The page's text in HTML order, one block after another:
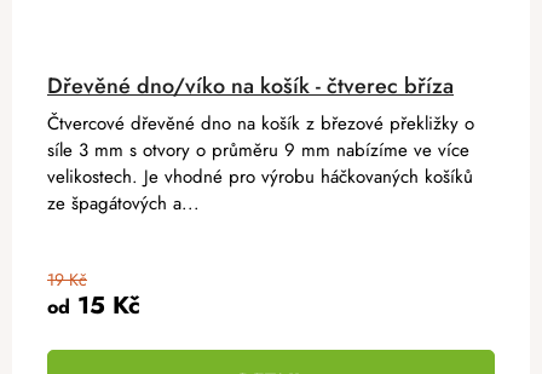
Dřevěné dno/víko na košík - čtverec bříza
od 15 Kč
19 Kč
Čtvercové dřevěné dno na košík z březové překližky o
síle 3 mm s otvory o průměru 9 mm nabízíme ve více
velikostech. Je vhodné pro výrobu háčkovaných košíků
ze špagátových a...